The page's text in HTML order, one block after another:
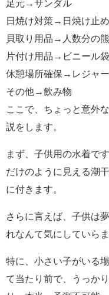
足元→サンダル
日焼け対策→日焼け止
貝取り用品→人数分の
片付け用品→ビニール袋
休憩場所確保→レジャー
その他→飲み物
ここで、ちょっと意外
説をします。
まず、子供用の水着で
だけのように見える潮
に付きます。
さらに言えば、子供は
れなんて気にしていらま
特に、小さい子がいる
て当たり前で、うっか